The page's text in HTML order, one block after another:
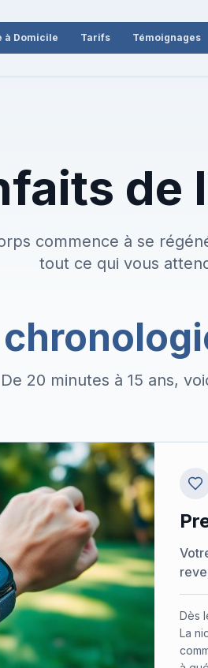
à Domicile Tarifs Témoignages
de
commence à se
tout ce qui vous
De 20 minutes à 15 ans,
Dès
La